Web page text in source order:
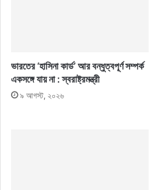
ভারতের ‘হাসিনা কার্ড’ আর বন্ধুত্বপূর্ণ সম্পর্ক
একসঙ্গে যায় না : স্বরাষ্ট্রমন্ত্রী
৯ আগস্ট, ২০২৬